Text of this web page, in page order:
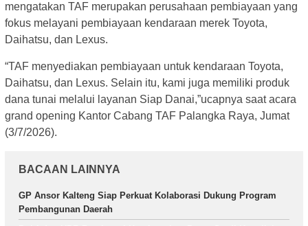
mengatakan TAF merupakan perusahaan pembiayaan yang
fokus melayani pembiayaan kendaraan merek Toyota,
Daihatsu, dan Lexus.
“TAF menyediakan pembiayaan untuk kendaraan Toyota,
Daihatsu, dan Lexus. Selain itu, kami juga memiliki produk
dana tunai melalui layanan Siap Danai,”ucapnya saat acara
grand opening Kantor Cabang TAF Palangka Raya, Jumat
(3/7/2026).
BACAAN LAINNYA
GP Ansor Kalteng Siap Perkuat Kolaborasi Dukung Program
Pembangunan Daerah